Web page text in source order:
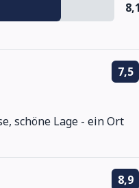
7,5
schöne Lage - ein Ort
8,9